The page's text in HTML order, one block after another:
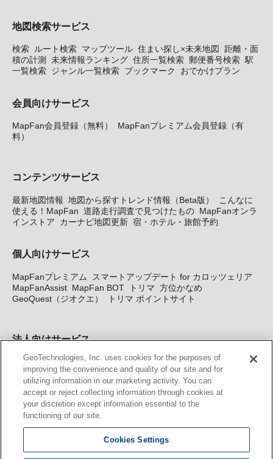
地図検索サービス
検索 ルート検索 マップツール 住まい探し×未来地図
距離・面
積の計測
未来情報ランキング 住所一覧検索 郵便番号検索 駅
一覧検索 ジャンル一覧検索 ブックマーク おでかけプラン
会員向けサービス
MapFan会員登録（無料）
MapFanプレミアム会員登録（有
料）
コンテンツサービス
最新地図情報 地図から探すトレンド情報（Beta版）
こんなに
使える！MapFan 道路走行調査で見つけたもの MapFanオンラ
インストア
カーナビ地図更新 宿・ホテル・旅館予約
個人向けサービス
MapFanプレミアム
スマートアップデート for カロッツェリア
MapFanAssist MapFan BOT トリマ 方位かなめ
GeoQuest（ジオクエ）
トリマ ポイントサイト
法人向けサービス
法人向け地図・位置情報サービス WEBサイト・システム向け地
図API Windows PC向け地図開発キット MapFan DB 住所確認
サービス
MAP WORLD+ トリマ広告 Geo-Research
カーナビ地図更新サービス
MapFan スマートメンバーズ
GeoTechnologies, Inc. uses cookies for the purposes of
improving the convenience and quality of our site and for
utilizing information in our marketing activity. You can
accept or reject collecting information through cookies at
your discretion except information essential to the
functioning of our site.
Cookies Settings